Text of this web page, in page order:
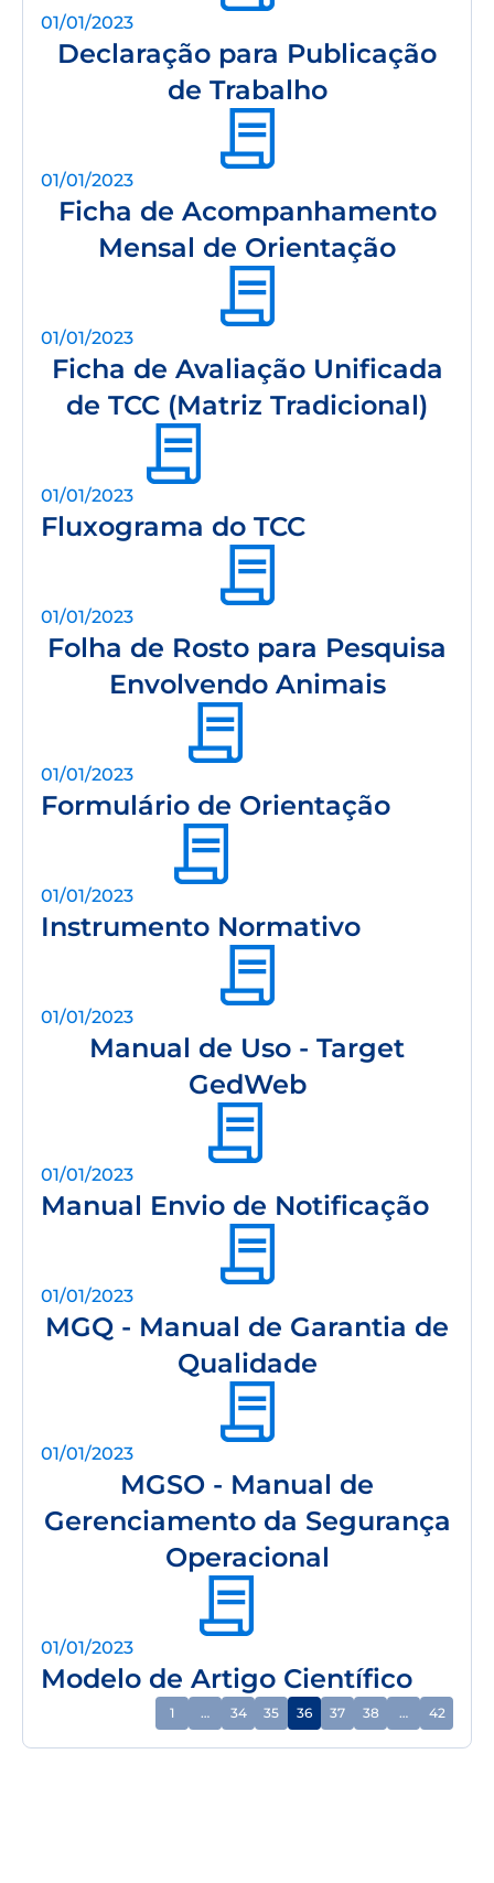
01/01/2023
Declaração para Publicação
de Trabalho
01/01/2023
Ficha de Acompanhamento
Mensal de Orientação
01/01/2023
Ficha de Avaliação Unificada
de TCC (Matriz Tradicional)
01/01/2023
Fluxograma do TCC
01/01/2023
Folha de Rosto para Pesquisa
Envolvendo Animais
01/01/2023
Formulário de Orientação
01/01/2023
Instrumento Normativo
01/01/2023
Manual de Uso - Target
GedWeb
01/01/2023
Manual Envio de Notificação
01/01/2023
MGQ - Manual de Garantia de
Qualidade
01/01/2023
MGSO - Manual de
Gerenciamento da Segurança
Operacional
01/01/2023
Modelo de Artigo Científico
1 … 34 35 36 37 38 … 42